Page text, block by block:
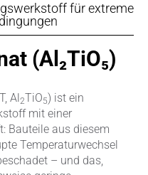
für extreme
(Al₂TiO₅)
Al2TiO5) ist ein
mit einer
Bauteile aus diesem
Temperaturwechsel
– und das,